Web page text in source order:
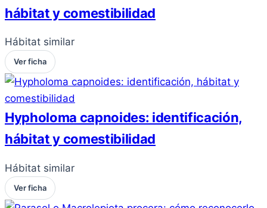
hábitat y comestibilidad
Hábitat similar
Ver ficha
Hypholoma capnoides: identificación,
hábitat y comestibilidad
Hábitat similar
Ver ficha